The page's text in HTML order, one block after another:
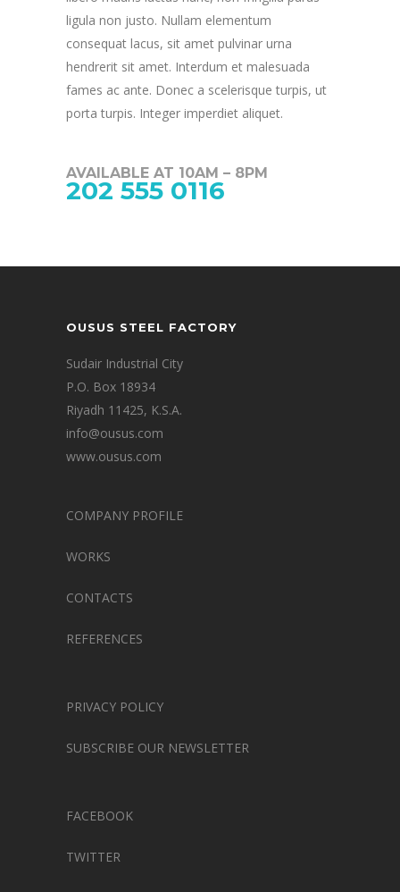
ligula non justo. Nullam elementum
consequat lacus, sit amet pulvinar urna
hendrerit sit amet. Interdum et malesuada
fames ac ante. Donec a scelerisque turpis, ut
porta turpis. Integer imperdiet aliquet.
AVAILABLE AT 10AM – 8PM
202 555 0116
OUSUS STEEL FACTORY
Sudair Industrial City
P.O. Box 18934
Riyadh 11425, K.S.A.
info@ousus.com
www.ousus.com
COMPANY PROFILE
WORKS
CONTACTS
REFERENCES
PRIVACY POLICY
SUBSCRIBE OUR NEWSLETTER
FACEBOOK
TWITTER